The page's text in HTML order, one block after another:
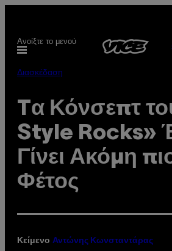
περιεχόμενο
Ανοίξτε το μενού
Διασκέδαση
Tα Κόνσεπτ
Style Rocks»
Γίνει Ακόμη
Φέτος
Κείμενο Αντώνης Κωνσταντάρας